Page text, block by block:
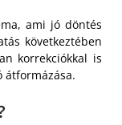
ami jó döntés
következtében
korrekciókkal is